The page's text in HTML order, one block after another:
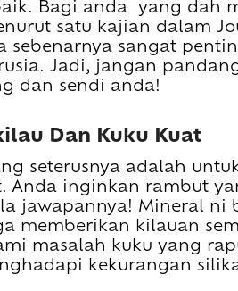
Bagi anda yang dah
satu kajian dalam
sebenarnya sangat
Jadi, jangan
dan sendi anda!
Dan Kuku Kuat
seterusnya adalah
Anda inginkan rambut
la jawapannya! Mineral
memberikan kilauan
masalah kuku yang
kekurangan